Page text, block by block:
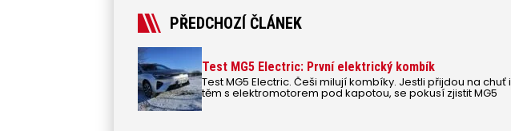
PŘEDCHOZÍ ČLÁNEK
Test MG5 Electric: První elektrický kombík
Test MG5 Electric. Češi milují kombíky. Jestli přijdou na chuť i
těm s elektromotorem pod kapotou, se pokusí zjistit MG5